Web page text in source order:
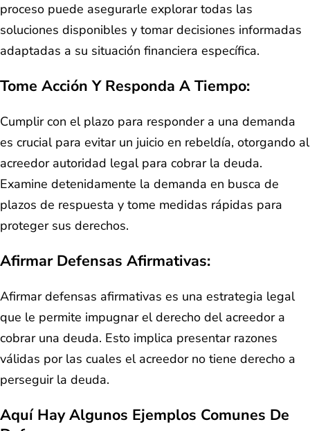
proceso puede asegurarle explorar todas las
soluciones disponibles y tomar decisiones informadas
adaptadas a su situación financiera específica.
Tome Acción Y Responda A Tiempo:
Cumplir con el plazo para responder a una demanda
es crucial para evitar un juicio en rebeldía, otorgando al
acreedor autoridad legal para cobrar la deuda.
Examine detenidamente la demanda en busca de
plazos de respuesta y tome medidas rápidas para
proteger sus derechos.
Afirmar Defensas Afirmativas:
Afirmar defensas afirmativas es una estrategia legal
que le permite impugnar el derecho del acreedor a
cobrar una deuda. Esto implica presentar razones
válidas por las cuales el acreedor no tiene derecho a
perseguir la deuda.
Aquí Hay Algunos Ejemplos Comunes De